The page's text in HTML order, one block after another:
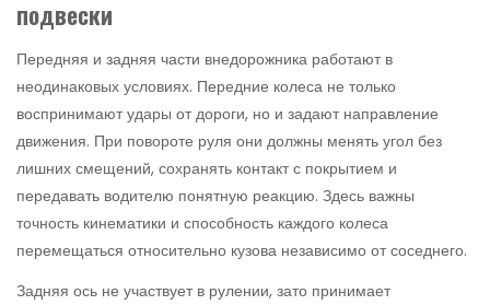
подвески
Передняя и задняя части внедорожника работают в
неодинаковых условиях. Передние колеса не только
воспринимают удары от дороги, но и задают направление
движения. При повороте руля они должны менять угол без
лишних смещений, сохранять контакт с покрытием и
передавать водителю понятную реакцию. Здесь важны
точность кинематики и способность каждого колеса
перемещаться относительно кузова независимо от соседнего.
Задняя ось не участвует в рулении, зато принимает